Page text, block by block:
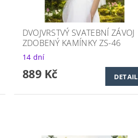
DVOJVRSTVÝ SVATEBNÍ ZÁVOJ
ZDOBENÝ KAMÍNKY ZS-46
14 dní
889 Kč DETAIL